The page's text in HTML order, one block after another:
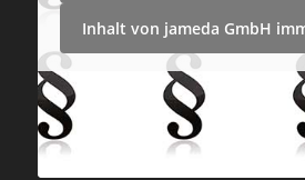
Inhalt von jameda GmbH